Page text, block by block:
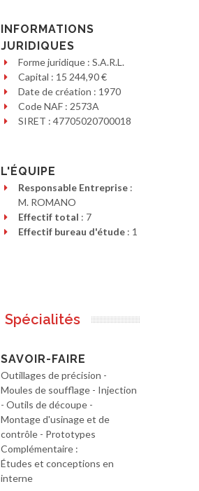
INFORMATIONS
JURIDIQUES
Forme juridique : S.A.R.L.
Capital : 15 244,90 €
Date de création : 1970
Code NAF : 2573A
SIRET : 47705020700018
L'ÉQUIPE
Responsable Entreprise:
M. ROMANO
Effectif total : 7
Effectif bureau d'étude: 1
Spécialités
SAVOIR-FAIRE
Outillages de précision -
Moules de soufflage - Injection
- Outils de découpe -
Montage d'usinage et de
contrôle - Prototypes
Complémentaire :
Études et conceptions en
interne